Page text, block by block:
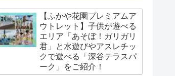
【ふかや花園プレミアムア
ウトレット】子供が遊べる
エリア「あそぼ！ガリガリ
君」と水遊びやアスレチッ
クで遊べる「深谷テラスパ
ーク」をご紹介！